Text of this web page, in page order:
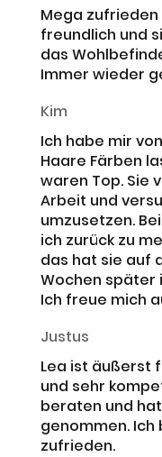
Mega zufrieden
freundlich und
das
Immer wieder
Kim
Ich habe mir
Haare Färben
waren Top. Sie
Arbeit und
umzusetzen.
ich zurück zu
das hat sie auf
Wochen später
Ich freue mich
Justus
Lea ist äußerst
und sehr
beraten und
genommen. Ich
zufrieden.